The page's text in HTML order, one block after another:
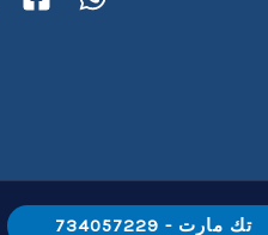
تك مارت - 734057229